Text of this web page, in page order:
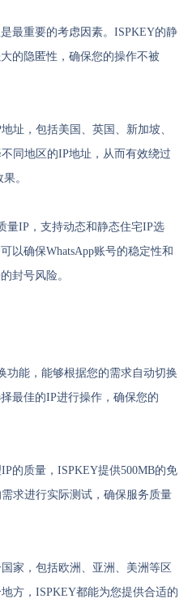
最重要的考虑因素。ISPKEY的静
的隐匿性，确保您的操作不被
址，包括美国、英国、新加坡、
同地区的IP地址，从而有效绕过
。
量IP，支持动态和静态住宅IP选
以确保WhatsApp账号的稳定性和
封号风险。
功能，能够根据您的需求自动切换
最佳的IP进行操作，确保您的
的质量，ISPKEY提供500MB的免
求进行实际测试，确保服务质量
家，包括欧洲、亚洲、美洲等区
方，ISPKEY都能为您提供合适的